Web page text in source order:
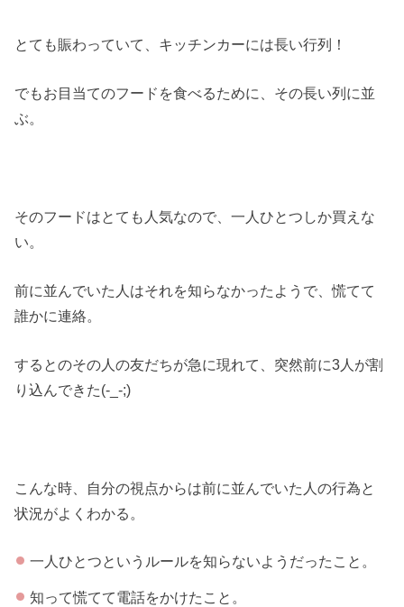
とても賑わっていて、キッチンカーには長い行列！
でもお目当てのフードを食べるために、その長い列に並
ぶ。
そのフードはとても人気なので、一人ひとつしか買えな
い。
前に並んでいた人はそれを知らなかったようで、慌てて
誰かに連絡。
するとのその人の友だちが急に現れて、突然前に3人が割
り込んできた(-_-;)
こんな時、自分の視点からは前に並んでいた人の行為と
状況がよくわかる。
一人ひとつというルールを知らないようだったこと。
知って慌てて電話をかけたこと。